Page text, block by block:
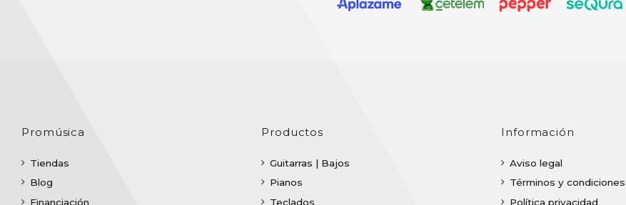
12,50 €
Promúsica
Tiendas
Blog
Financiación
Productos
Guitarras | Bajos
Pianos
Teclados
Información
Aviso legal
Términos y condiciones
Política privacidad